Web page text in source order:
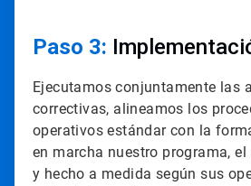
Paso 3:
Ejecutamos conjuntamente las
correctivas, alineamos los
operativos estándar con la
en marcha nuestro programa,
y hecho a medida según sus